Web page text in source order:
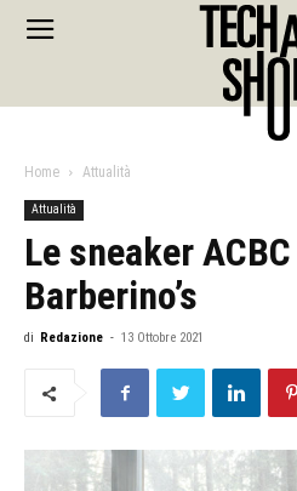
Home Attualità
Attualità
Le sneaker
Barberino’s
di Redazione - 13 Ottobre 2021